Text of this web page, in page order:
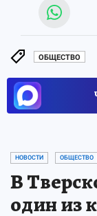
ОБЩЕСТВО
НОВОСТИ ОБЩЕСТВО
В
один из